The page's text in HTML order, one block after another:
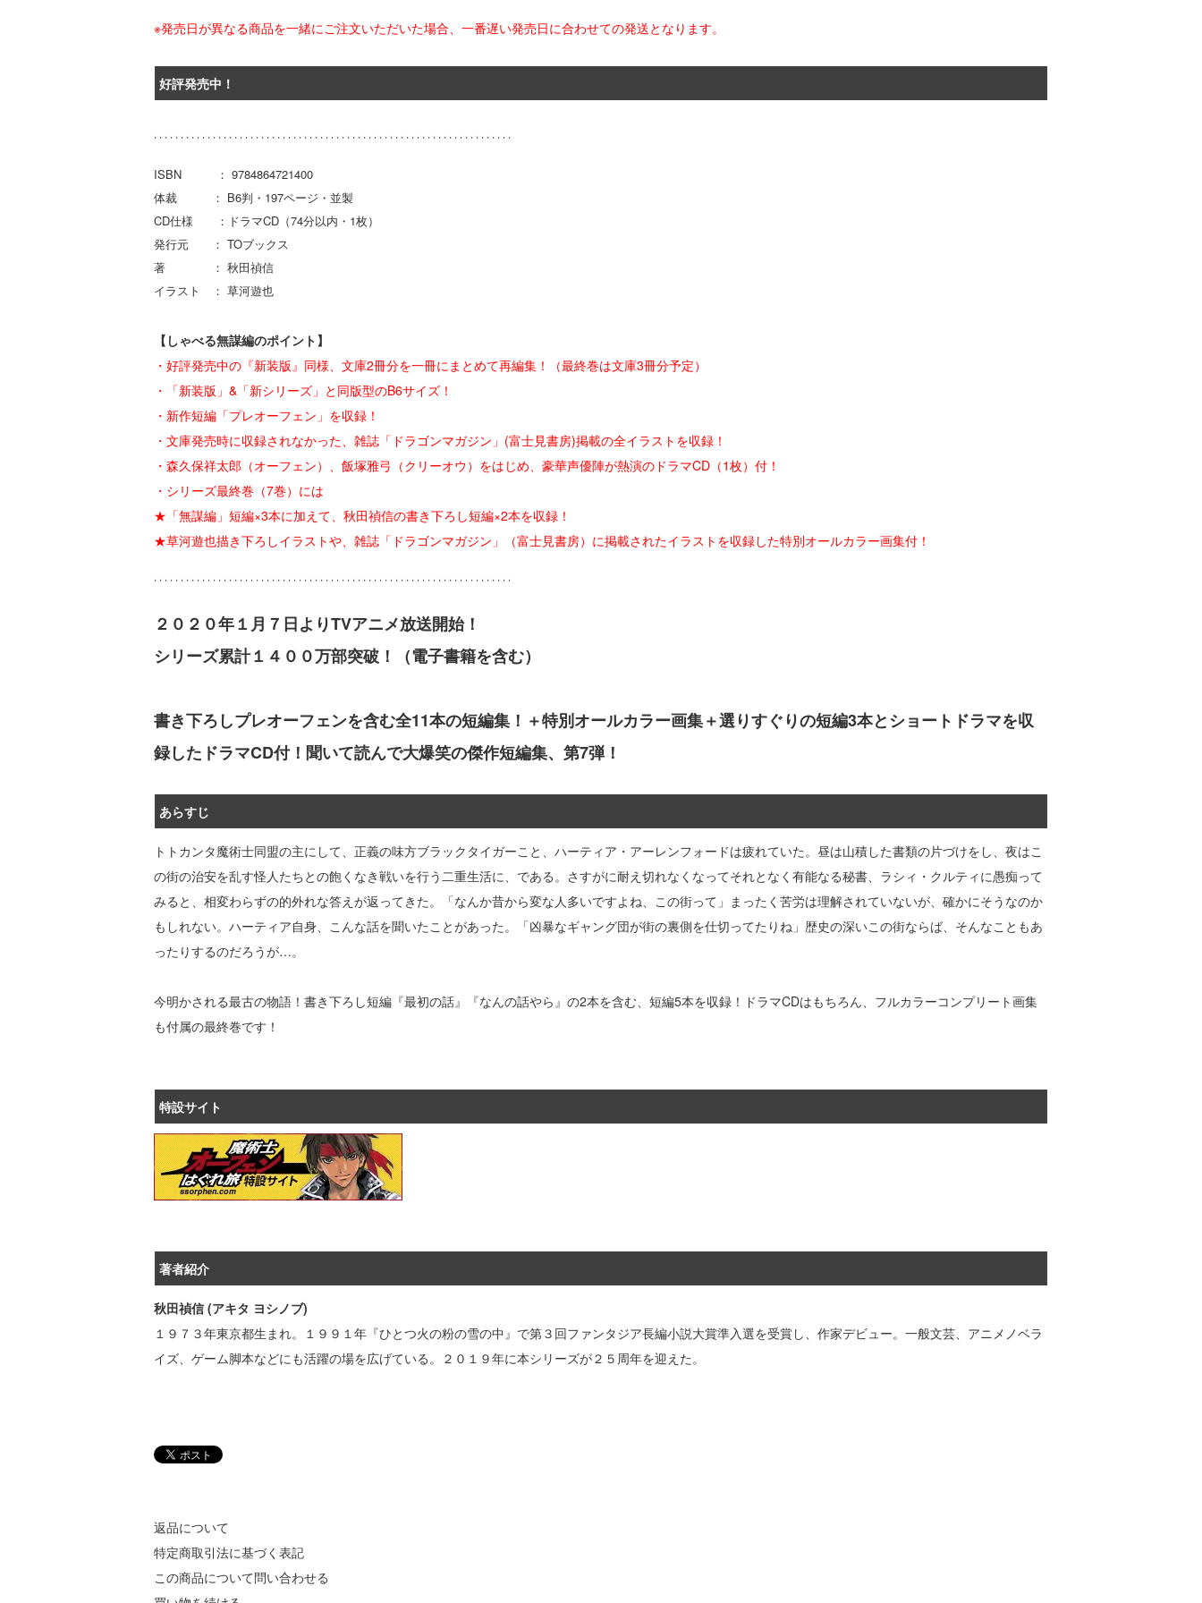
※発売日が異なる商品を一緒にご注文いただいた場合、一番遅い発売日に合わせての発送となります。
好評発売中！
ISBN ： 9784864721400
体裁 ： B6判・197ページ・並製
CD仕様 ：ドラマCD（74分以内・1枚）
発行元 ： TOブックス
著 ： 秋田禎信
イラスト ： 草河遊也
【しゃべる無謀編のポイント】
・好評発売中の『新装版』同様、文庫2冊分を一冊にまとめて再編集！（最終巻は文庫3冊分予定）
・「新装版」&「新シリーズ」と同版型のB6サイズ！
・新作短編「プレオーフェン」を収録！
・文庫発売時に収録されなかった、雑誌「ドラゴンマガジン」(富士見書房)掲載の全イラストを収録！
・森久保祥太郎（オーフェン）、飯塚雅弓（クリーオウ）をはじめ、豪華声優陣が熱演のドラマCD（1枚）付！
・シリーズ最終巻（7巻）には
★「無謀編」短編×3本に加えて、秋田禎信の書き下ろし短編×2本を収録！
★草河遊也描き下ろしイラストや、雑誌「ドラゴンマガジン」（富士見書房）に掲載されたイラストを収録した特別オールカラー画集付！
２０２０年１月７日よりTVアニメ放送開始！
シリーズ累計１４００万部突破！（電子書籍を含む）
書き下ろしプレオーフェンを含む全11本の短編集！＋特別オールカラー画集＋選りすぐりの短編3本とショートドラマを収
録したドラマCD付！聞いて読んで大爆笑の傑作短編集、第7弾！
あらすじ
トトカンタ魔術士同盟の主にして、正義の味方ブラックタイガーこと、ハーティア・アーレンフォードは疲れていた。昼は山積した書類の片づけをし、夜はこ
の街の治安を乱す怪人たちとの飽くなき戦いを行う二重生活に、である。さすがに耐え切れなくなってそれとなく有能なる秘書、ラシィ・クルティに愚痴って
みると、相変わらずの的外れな答えが返ってきた。「なんか昔から変な人多いですよね、この街って」まったく苦労は理解されていないが、確かにそうなのか
もしれない。ハーティア自身、こんな話を聞いたことがあった。「凶暴なギャング団が街の裏側を仕切ってたりね」歴史の深いこの街ならば、そんなこともあ
ったりするのだろうが…。
今明かされる最古の物語！書き下ろし短編『最初の話』『なんの話やら』の2本を含む、短編5本を収録！ドラマCDはもちろん、フルカラーコンプリート画集
も付属の最終巻です！
特設サイト
著者紹介
秋田禎信 (アキタ ヨシノブ)
１９７３年東京都生まれ。１９９１年『ひとつ火の粉の雪の中』で第３回ファンタジア長編小説大賞準入選を受賞し、作家デビュー。一般文芸、アニメノベラ
イズ、ゲーム脚本などにも活躍の場を広げている。２０１９年に本シリーズが２５周年を迎えた。
返品について
特定商取引法に基づく表記
この商品について問い合わせる